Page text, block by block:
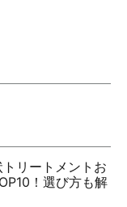
リートメントお
！選び方も解